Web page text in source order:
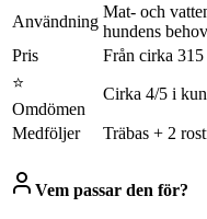
Användning
Mat- och
hundens
Pris
Från cirka
⭐
Omdömen
Cirka 4/5 i
Medföljer Träbas + 2
Vem passar den för?